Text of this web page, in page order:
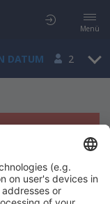
Menü
DATUM 2